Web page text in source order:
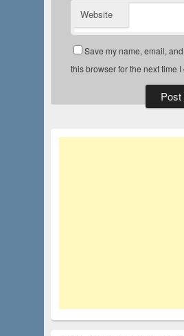
Website
Save my name, email,
this browser for the next time I